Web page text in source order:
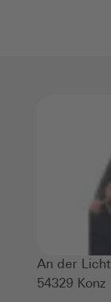
An der
54329 Konz